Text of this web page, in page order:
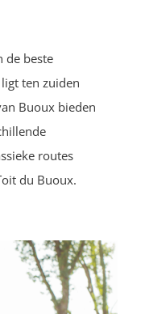
de beste
ten zuiden
Buoux bieden
routes
du Buoux.